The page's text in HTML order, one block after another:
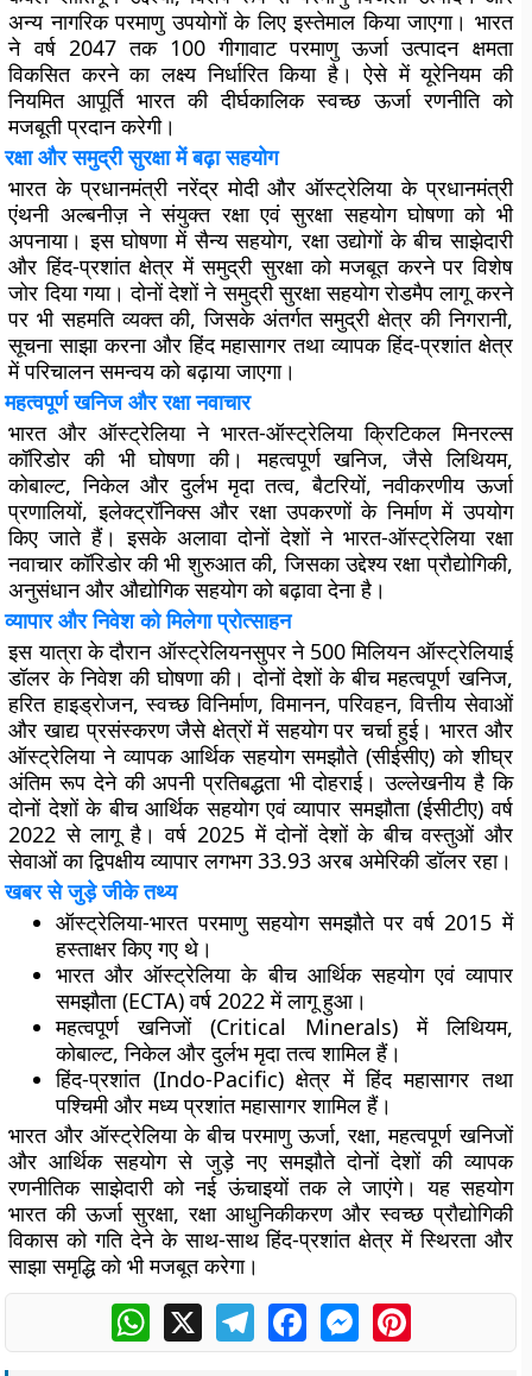
अन्य नागरिक परमाणु उपयोगों के लिए इस्तेमाल किया जाएगा। भारत
ने वर्ष 2047 तक 100 गीगावाट परमाणु ऊर्जा उत्पादन क्षमता
विकसित करने का लक्ष्य निर्धारित किया है। ऐसे में यूरेनियम की
नियमित आपूर्ति भारत की दीर्घकालिक स्वच्छ ऊर्जा रणनीति को
मजबूती प्रदान करेगी।
रक्षा और समुद्री सुरक्षा में बढ़ा सहयोग
भारत के प्रधानमंत्री नरेंद्र मोदी और ऑस्ट्रेलिया के प्रधानमंत्री
एंथनी अल्बनीज़ नेसंयुक्त रक्षा एवं सुरक्षा सहयोग घोषणाको भी
अपनाया। इस घोषणा में सैन्य सहयोग, रक्षा उद्योगों के बीच साझेदारी
और हिंद-प्रशांत क्षेत्र में समुद्री सुरक्षा को मजबूत करने पर विशेष
जोर दिया गया। दोनों देशों नेसमुद्री सुरक्षा सहयोग रोडमैपलागू करने
पर भी सहमति व्यक्त की, जिसके अंतर्गत समुद्री क्षेत्र की निगरानी,
सूचना साझा करना और हिंद महासागर तथा व्यापक हिंद-प्रशांत क्षेत्र
में परिचालन समन्वय को बढ़ाया जाएगा।
महत्वपूर्ण खनिज और रक्षा नवाचार
भारत और ऑस्ट्रेलिया ने भारत-ऑस्ट्रेलिया क्रिटिकल मिनरल्स
कॉरिडोर की भी घोषणा की। महत्वपूर्ण खनिज, जैसे लिथियम,
कोबाल्ट, निकेल और दुर्लभ मृदा तत्व, बैटरियों, नवीकरणीय ऊर्जा
प्रणालियों, इलेक्ट्रॉनिक्स और रक्षा उपकरणों के निर्माण में उपयोग
किए जाते हैं। इसके अलावा दोनों देशों ने भारत-ऑस्ट्रेलिया रक्षा
नवाचार कॉरिडोरकी भी शुरुआत की, जिसका उद्देश्य रक्षा प्रौद्योगिकी,
अनुसंधान और औद्योगिक सहयोग को बढ़ावा देना है।
व्यापार और निवेश को मिलेगा प्रोत्साहन
इस यात्रा के दौरान ऑस्ट्रेलियनसुपर ने 500 मिलियन ऑस्ट्रेलियाई
डॉलर के निवेश की घोषणा की। दोनों देशों के बीच महत्वपूर्ण खनिज,
हरित हाइड्रोजन, स्वच्छ विनिर्माण, विमानन, परिवहन, वित्तीय सेवाओं
और खाद्य प्रसंस्करण जैसे क्षेत्रों में सहयोग पर चर्चा हुई। भारत और
ऑस्ट्रेलिया ने व्यापक आर्थिक सहयोग समझौते (सीईसीए) को शीघ्र
अंतिम रूप देने की अपनी प्रतिबद्धता भी दोहराई। उल्लेखनीय है कि
दोनों देशों के बीचआर्थिक सहयोग एवं व्यापार समझौता (ईसीटीए) वर्ष
2022 से लागू है। वर्ष 2025 में दोनों देशों के बीच वस्तुओं और
सेवाओं का द्विपक्षीय व्यापार लगभग33.93 अरब अमेरिकी डॉलररहा।
खबर से जुड़े जीके तथ्य
ऑस्ट्रेलिया-भारत परमाणु सहयोग समझौते पर वर्ष2015 में
हस्ताक्षर किए गए थे।
भारत और ऑस्ट्रेलिया के बीच आर्थिक सहयोग एवं व्यापार
समझौता (ECTA)वर्ष2022में लागू हुआ।
महत्वपूर्ण खनिजों (Critical Minerals) मेंलिथियम,
कोबाल्ट, निकेल और दुर्लभ मृदा तत्वशामिल हैं।
हिंद-प्रशांत (Indo-Pacific)क्षेत्र में हिंद महासागर तथा
पश्चिमी और मध्य प्रशांत महासागर शामिल हैं।
भारत और ऑस्ट्रेलिया के बीच परमाणु ऊर्जा, रक्षा, महत्वपूर्ण खनिजों
और आर्थिक सहयोग से जुड़े नए समझौते दोनों देशों की व्यापक
रणनीतिक साझेदारी को नई ऊंचाइयों तक ले जाएंगे। यह सहयोग
भारत की ऊर्जा सुरक्षा, रक्षा आधुनिकीकरण और स्वच्छ प्रौद्योगिकी
विकास को गति देने के साथ-साथ हिंद-प्रशांत क्षेत्र में स्थिरता और
साझा समृद्धि को भी मजबूत करेगा।
WhatsApp
X TelegramFacebookMessengerPinterest